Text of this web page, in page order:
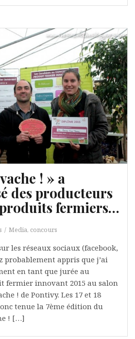
! » a
des producteurs
fermiers…
Media, concours
les réseaux sociaux (facebook,
appris que j’ai
en tant que jurée au
fermier innovant 2015 au salon
! de Pontivy. Les 17 et 18
tenue la 7ème édition du
! […]